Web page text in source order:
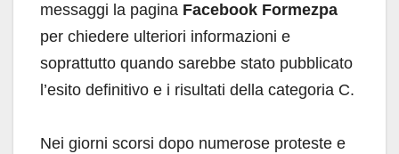
messaggi la pagina Facebook Formezpa
per chiedere ulteriori informazioni e
soprattutto quando sarebbe stato pubblicato
l’esito definitivo e i risultati della categoria C.
Nei giorni scorsi dopo numerose proteste e